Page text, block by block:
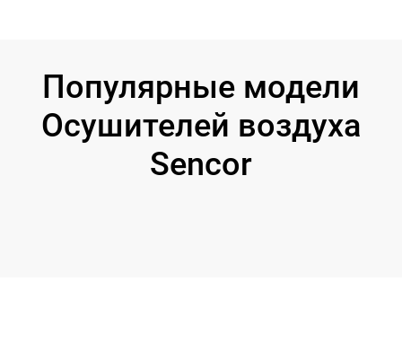
Популярные модели
Осушителей воздуха
Sencor